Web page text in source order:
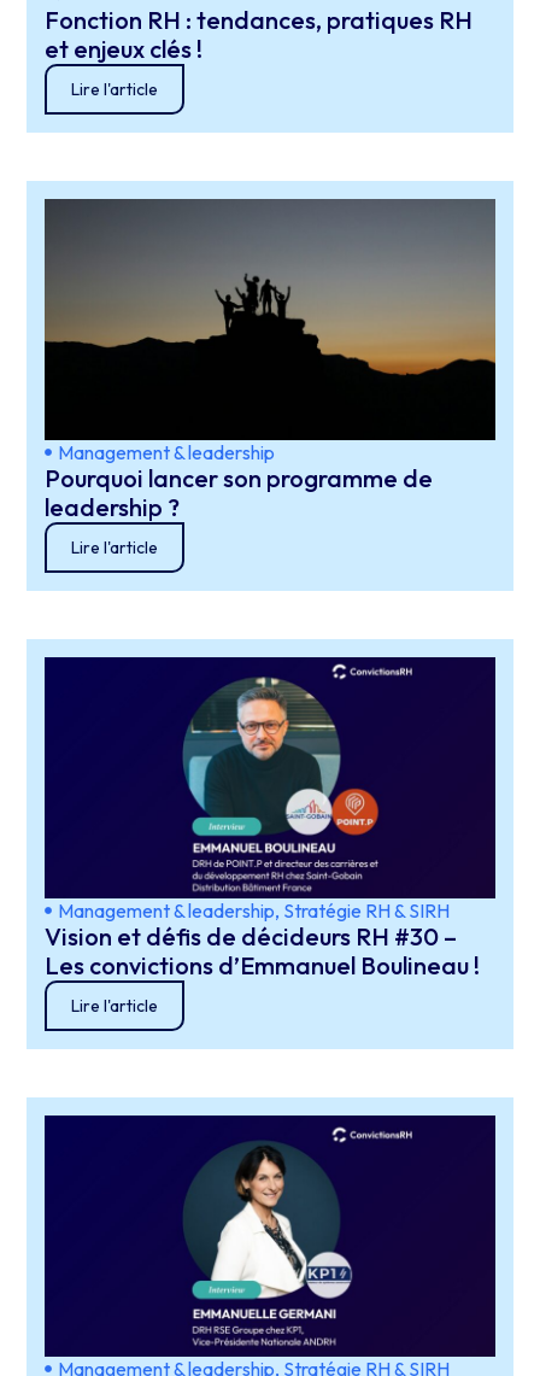
Fonction RH : tendances, pratiques RH
et enjeux clés !
Lire l'article
Management & leadership
Pourquoi lancer son programme de
leadership ?
Lire l'article
Management & leadership, Stratégie RH & SIRH
Vision et défis de décideurs RH #30 –
Les convictions d’Emmanuel Boulineau !
Lire l'article
Management & leadership, Stratégie RH & SIRH